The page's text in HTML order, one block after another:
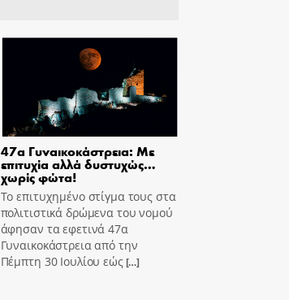
47α Γυναικοκάστρεια: Με
επιτυχία αλλά δυστυχώς…
χωρίς φώτα!
Το επιτυχημένο στίγμα τους στα
πολιτιστικά δρώμενα του νομού
άφησαν τα εφετινά 47α
Γυναικοκάστρεια από την
Πέμπτη 30 Ιουλίου εώς[…]